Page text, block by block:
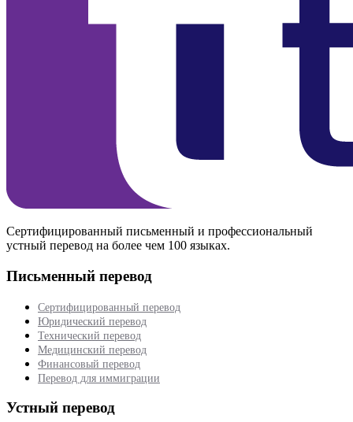
Сертифицированный письменный и профессиональный
устный перевод на более чем 100 языках.
Письменный перевод
Сертифицированный перевод
Юридический перевод
Технический перевод
Медицинский перевод
Финансовый перевод
Перевод для иммиграции
Устный перевод